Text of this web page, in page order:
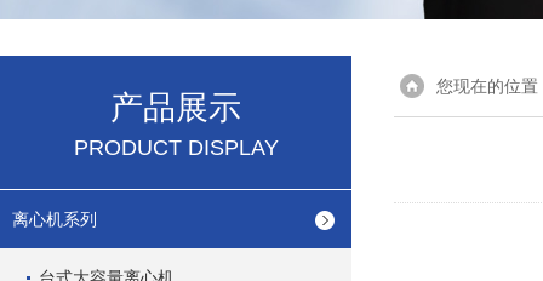
产品展示
PRODUCT DISPLAY
离心机系列
您现在的位置